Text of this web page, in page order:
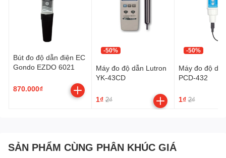
với phạm vi tự động.
- Phạm vi TDS: Hai phạm vi - 2000 ppm và 20000 ppm với
phạm vi tự động.
- Phạm vi nhiệt độ: 0 đến 60℃ (32 đến 140℉) với độ phân
- Màn hình: LCD với màn hình kép hiển thị độ dẫn điện và
Bút đo độ dẫn điện EC
Gondo EZDO 6021
870.000₫
-50%
Máy đo độ dẫn Lutron
YK-43CD
1₫ 2₫
-50%
Máy đo độ
PCD-432
1₫ 2₫
SẢN PHẨM CÙNG PHÂN KHÚC GIÁ